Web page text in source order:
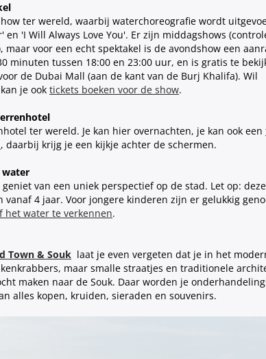
ter wereld, waarbij waterchoreografie wordt
'I Will Always Love You'. Er zijn middagshows
maar voor een echt spektakel is de avondshow een
minuten tussen 18:00 en 23:00 uur, en is gratis te
de Dubai Mall (aan de kant van de Burj Khalifa). Wil
je ook tickets boeken voor de show.
ter wereld. Je kan hier overnachten, je kan ook een
, daarbij krijg je een kijkje achter de schermen.
water
van een uniek perspectief op de stad. Let op: deze
4 jaar. Voor jongere kinderen zijn er gelukkig
het water te verkennen.
Town & Souk laat je even vergeten dat je in het
maar smalle straatjes en traditionele
maken naar de Souk. Daar worden je
alles kopen, kruiden, sieraden en souvenirs.